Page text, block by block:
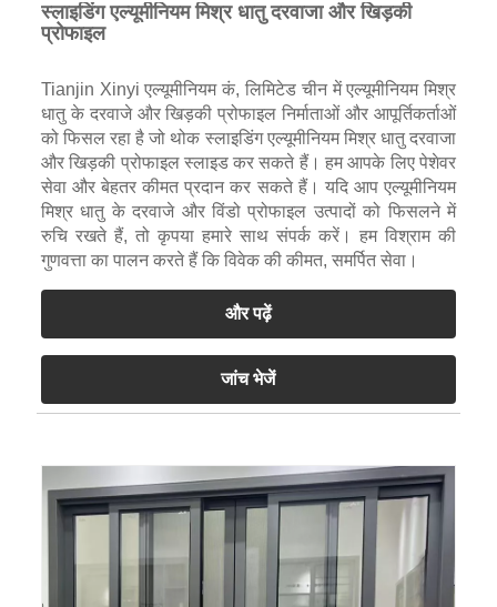
स्लाइडिंग एल्यूमीनियम मिश्र धातु दरवाजा और खिड़की
प्रोफाइल
Tianjin Xinyi एल्यूमीनियम कं, लिमिटेड चीन में एल्यूमीनियम मिश्र
धातु के दरवाजे और खिड़की प्रोफाइल निर्माताओं और आपूर्तिकर्ताओं
को फिसल रहा है जो थोक स्लाइडिंग एल्यूमीनियम मिश्र धातु दरवाजा
और खिड़की प्रोफाइल स्लाइड कर सकते हैं। हम आपके लिए पेशेवर
सेवा और बेहतर कीमत प्रदान कर सकते हैं। यदि आप एल्यूमीनियम
मिश्र धातु के दरवाजे और विंडो प्रोफाइल उत्पादों को फिसलने में
रुचि रखते हैं, तो कृपया हमारे साथ संपर्क करें। हम विश्राम की
गुणवत्ता का पालन करते हैं कि विवेक की कीमत, समर्पित सेवा।
और पढ़ें
जांच भेजें